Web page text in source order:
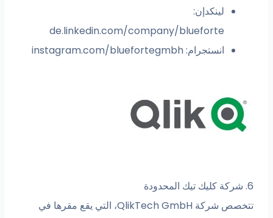
de.linkedin.com/company/blueforte
انستجرام: instagram.com/bluefortegmbh
تتخصص شركة QlikTech GmbH، التي يقع مقرها في